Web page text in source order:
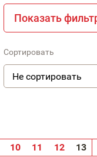
10 11 12 13
Показать
Сортировать